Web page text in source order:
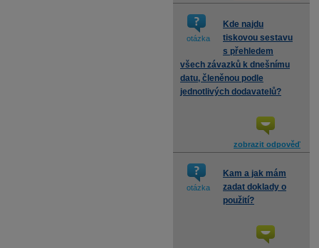
otázka
Kde najdu
tiskovou sestavu
s přehledem
všech závazků k dnešnímu
datu, členěnou podle
jednotlivých dodavatelů?
zobrazit odpověď
otázka
Kam a jak mám
zadat doklady o
použití?